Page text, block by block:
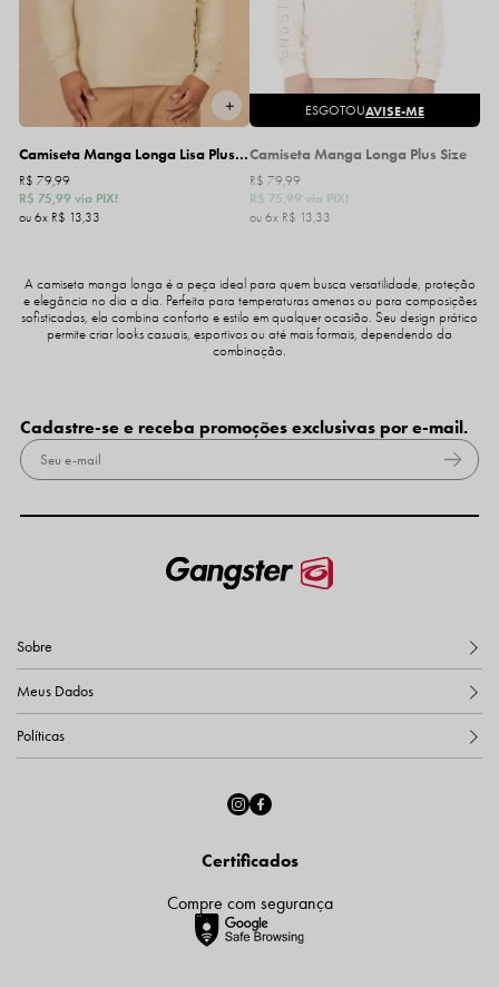
Camiseta Manga Longa Lisa Plus Size
R$ 75,99 via PIX!
R$ 79,99
6x R$ 13,33
ESGOTOUAVISE-ME
Camiseta Manga Longa Plus Size
R$ 75,99 via PIX!
R$ 79,99
6x R$ 13,33
A camiseta manga longa é a peça ideal para quem busca versatilidade, proteção
e elegância no dia a dia. Perfeita para temperaturas amenas ou para composições
sofisticadas, ela combina conforto e estilo em qualquer ocasião. Seu design prático
permite criar looks casuais, esportivos ou até mais formais, dependendo da
combinação.
Cadastre-se e receba promoções exclusivas por e-mail.
Certificados
Compre com segurança
Sobre
Meus Dados
Políticas